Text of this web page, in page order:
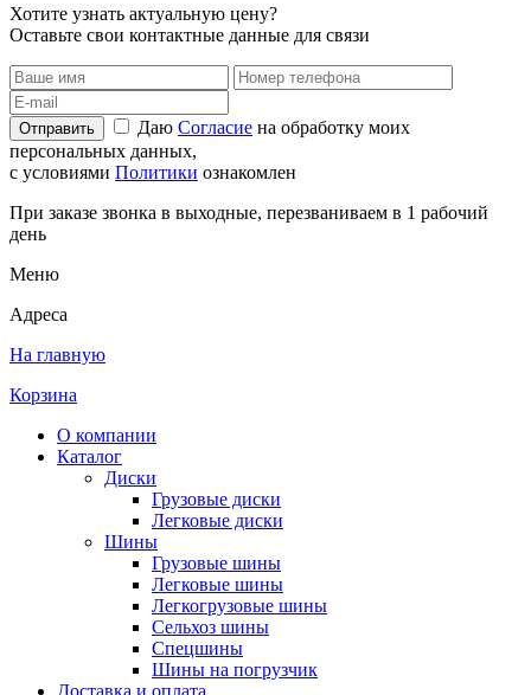
Хотите узнать актуальную цену?
Оставьте свои контактные данные для связи
Отправить Даю Согласие на обработку моих
персональных данных,
с условиями Политики ознакомлен
При заказе звонка в выходные, перезваниваем в 1 рабочий
день
Меню
Адреса
На главную
Корзина
О компании
Каталог
Диски
Грузовые диски
Легковые диски
Шины
Грузовые шины
Легковые шины
Легкогрузовые шины
Сельхоз шины
Спецшины
Шины на погрузчик
Доставка и оплата